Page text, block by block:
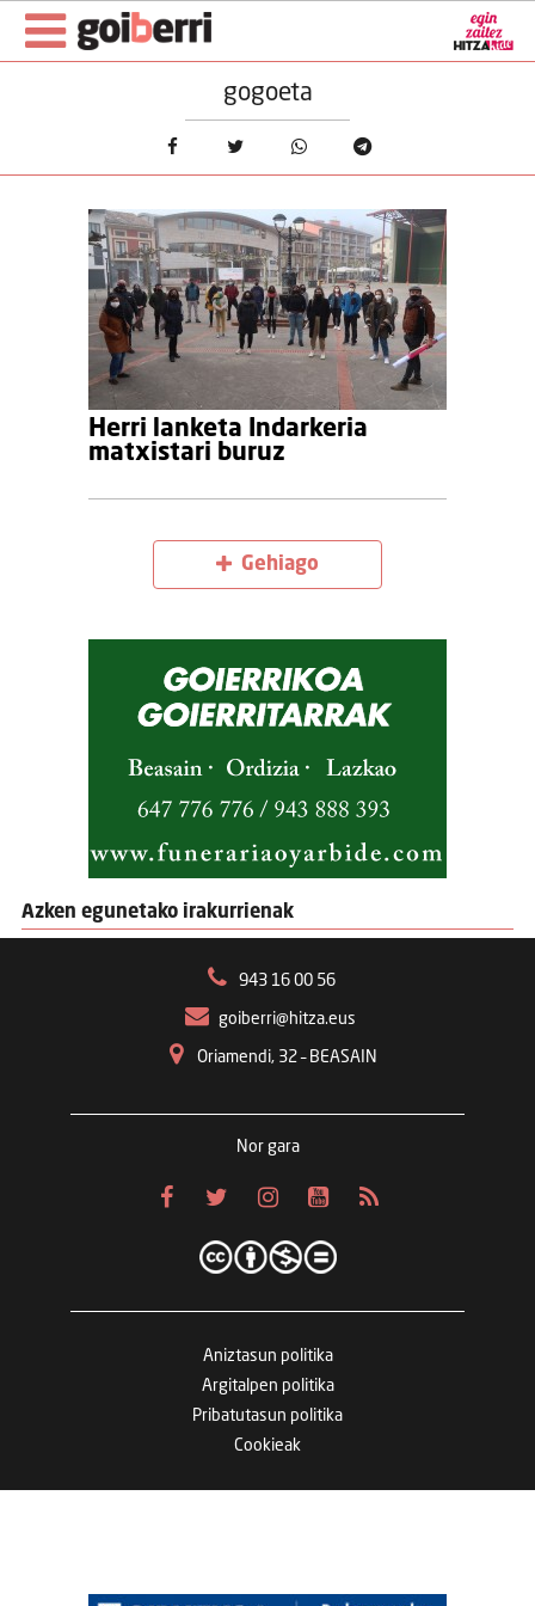
gogoeta
Herri lanketa Indarkeria
matxistari buruz
Gehiago
Azken egunetako irakurrienak
943 16 00 56
goiberri@hitza.eus
Oriamendi, 32 – BEASAIN
Nor gara
Aniztasun politika
Argitalpen politika
Pribatutasun politika
Cookieak